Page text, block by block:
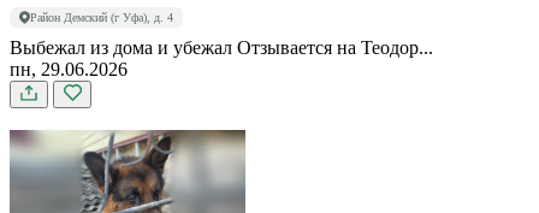
Район Демский (г Уфа), д. 4
Выбежал из дома и убежал Отзывается на Теодор...
пн, 29.06.2026